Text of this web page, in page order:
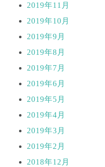
2019年11月
2019年10月
2019年9月
2019年8月
2019年7月
2019年6月
2019年5月
2019年4月
2019年3月
2019年2月
2018年12月